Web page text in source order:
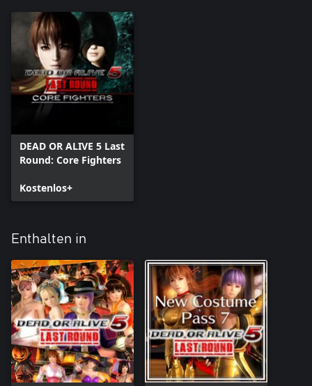
DEAD OR ALIVE 5 Last
Round: Core Fighters
Kostenlos+
Enthalten in